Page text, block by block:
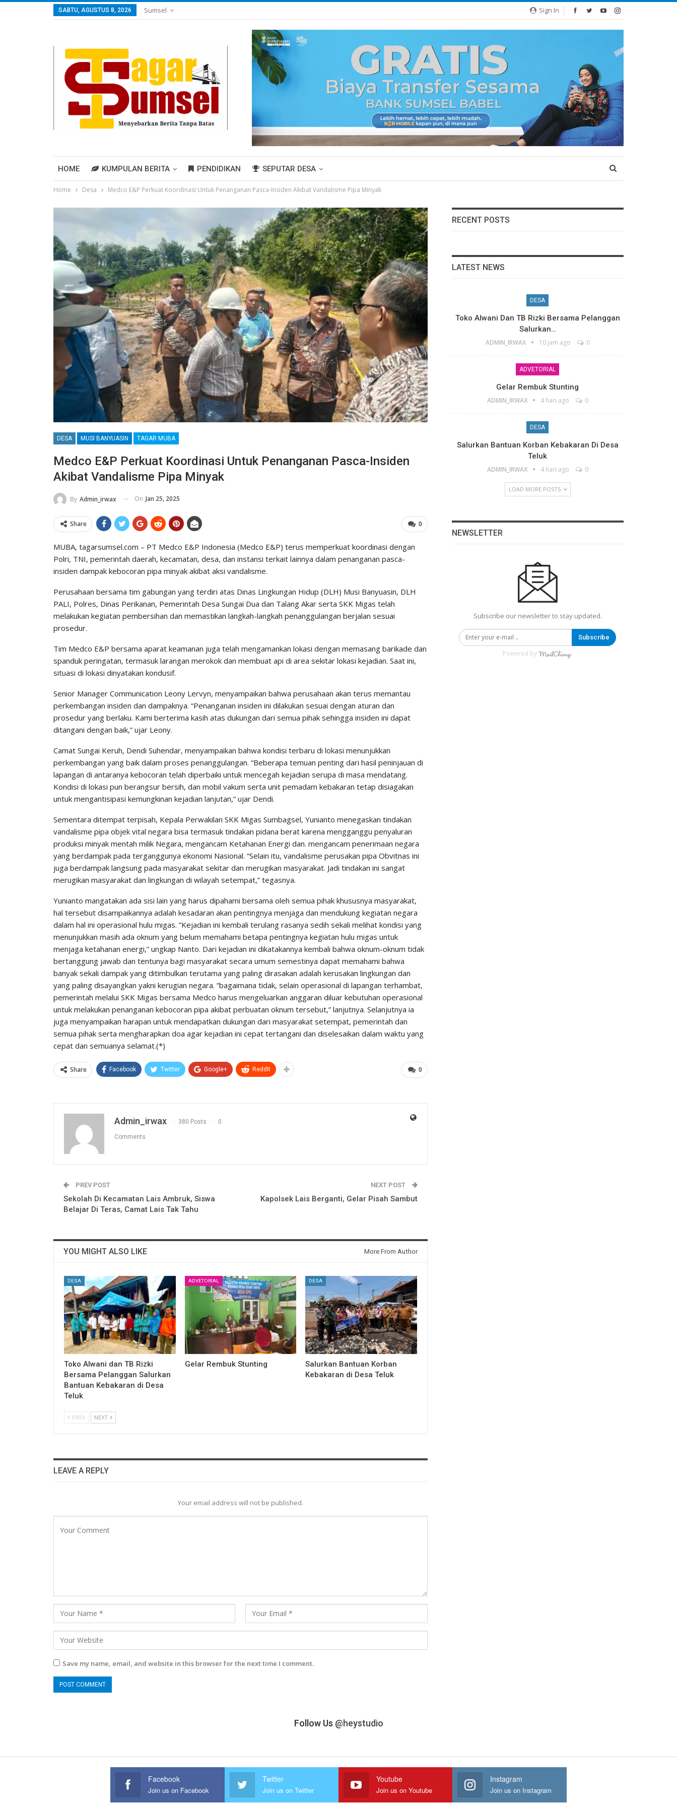
Sign In
SABTU, AGUSTUS 8, 2026 Sumsel
HOME KUMPULAN BERITA PENDIDIKAN SEPUTAR DESA
Home Desa Medco E&P Perkuat Koordinasi Untuk Penanganan Pasca-Insiden Akibat Vandalisme Pipa Minyak
DESA MUSI BANYUASIN TAGAR MUBA
Medco E&P Perkuat Koordinasi Untuk Penanganan Pasca-Insiden
Akibat Vandalisme Pipa Minyak
By Admin_irwax On Jan 25, 2025
0
Share
MUBA, tagarsumsel.com – PT Medco E&P Indonesia (Medco E&P) terus memperkuat koordinasi dengan
Polri, TNI, pemerintah daerah, kecamatan, desa, dan instansi terkait lainnya dalam penanganan pasca-
insiden dampak kebocoran pipa minyak akibat aksi vandalisme.
Perusahaan bersama tim gabungan yang terdiri atas Dinas Lingkungan Hidup (DLH) Musi Banyuasin, DLH
PALI, Polres, Dinas Perikanan, Pemerintah Desa Sungai Dua dan Talang Akar serta SKK Migas telah
melakukan kegiatan pembersihan dan memastikan langkah-langkah penanggulangan berjalan sesuai
prosedur.
Tim Medco E&P bersama aparat keamanan juga telah mengamankan lokasi dengan memasang barikade dan
spanduk peringatan, termasuk larangan merokok dan membuat api di area sekitar lokasi kejadian. Saat ini,
situasi di lokasi dinyatakan kondusif.
Senior Manager Communication Leony Lervyn, menyampaikan bahwa perusahaan akan terus memantau
perkembangan insiden dan dampaknya. “Penanganan insiden ini dilakukan sesuai dengan aturan dan
prosedur yang berlaku. Kami berterima kasih atas dukungan dari semua pihak sehingga insiden ini dapat
ditangani dengan baik,” ujar Leony.
Camat Sungai Keruh, Dendi Suhendar, menyampaikan bahwa kondisi terbaru di lokasi menunjukkan
perkembangan yang baik dalam proses penanggulangan. “Beberapa temuan penting dari hasil peninjauan di
lapangan di antaranya kebocoran telah diperbaiki untuk mencegah kejadian serupa di masa mendatang.
Kondisi di lokasi pun berangsur bersih, dan mobil vakum serta unit pemadam kebakaran tetap disiagakan
untuk mengantisipasi kemungkinan kejadian lanjutan,” ujar Dendi.
Sementara ditempat terpisah, Kepala Perwakilan SKK Migas Sumbagsel, Yunianto menegaskan tindakan
vandalisme pipa objek vital negara bisa termasuk tindakan pidana berat karena mengganggu penyaluran
produksi minyak mentah milik Negara, mengancam Ketahanan Energi dan. mengancam penerimaan negara
yang berdampak pada terganggunya ekonomi Nasional. “Selain itu, vandalisme perusakan pipa Obvitnas ini
juga berdampak langsung pada masyarakat sekitar dan merugikan masyarakat. Jadi tindakan ini sangat
merugikan masyarakat dan lingkungan di wilayah setempat,” tegasnya.
Yunianto mangatakan ada sisi lain yang harus dipahami bersama oleh semua pihak khususnya masyarakat,
hal tersebut disampaikannya adalah kesadaran akan pentingnya menjaga dan mendukung kegiatan negara
dalam hal ini operasional hulu migas. ”Kejadian ini kembali terulang rasanya sedih sekali melihat kondisi yang
menunjukkan masih ada oknum yang belum memahami betapa pentingnya kegiatan hulu migas untuk
menjaga ketahanan energi,” ungkap Nanto. Dari kejadian ini dikatakannya kembali bahwa oknum-oknum tidak
bertanggung jawab dan tentunya bagi masyarakat secara umum semestinya dapat memahami bahwa
banyak sekali dampak yang ditimbulkan terutama yang paling dirasakan adalah kerusakan lingkungan dan
yang paling disayangkan yakni kerugian negara. ”bagaimana tidak, selain operasional di lapangan terhambat,
pemerintah melalui SKK Migas bersama Medco harus mengeluarkan anggaran diluar kebutuhan operasional
untuk melakukan penanganan kebocoran pipa akibat perbuatan oknum tersebut,” lanjutnya. Selanjutnya ia
juga menyampaikan harapan untuk mendapatkan dukungan dari masyarakat setempat, pemerintah dan
semua pihak serta mengharapkan doa agar kejadian ini cepat tertangani dan diselesaikan dalam waktu yang
cepat dan semuanya selamat.(*)
0
Share Facebook Twitter Google+ ReddIt
Admin_irwax 380 Posts 0
Comments
PREV POST
Sekolah Di Kecamatan Lais Ambruk, Siswa
Belajar Di Teras, Camat Lais Tak Tahu
NEXT POST
Kapolsek Lais Berganti, Gelar Pisah Sambut
YOU MIGHT ALSO LIKE More From Author
DESA
Toko Alwani dan TB Rizki
Bersama Pelanggan Salurkan
Bantuan Kebakaran di Desa
Teluk
ADVETORIAL
Gelar Rembuk Stunting
DESA
Salurkan Bantuan Korban
Kebakaran di Desa Teluk
PREV NEXT
LEAVE A REPLY
Your email address will not be published.
Save my name, email, and website in this browser for the next time I comment.
RECENT POSTS
LATEST NEWS
DESA
Toko Alwani Dan TB Rizki Bersama Pelanggan
Salurkan…
ADMIN_IRWAX 10 jam ago 0
ADVETORIAL
Gelar Rembuk Stunting
ADMIN_IRWAX 4 hari ago 0
DESA
Salurkan Bantuan Korban Kebakaran Di Desa
Teluk
ADMIN_IRWAX 4 hari ago 0
LOAD MORE POSTS
NEWSLETTER
Subscribe our newsletter to stay updated.
Subscribe
Powered by
Follow Us @heystudio
Facebook
Join us on Facebook
Twitter
Join us on Twitter
Youtube
Join us on Youtube
Instagram
Join us on Instagram